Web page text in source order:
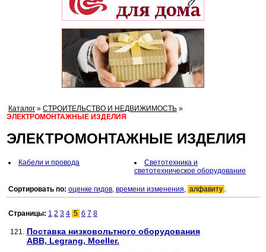
Каталог » СТРОИТЕЛЬСТВО И НЕДВИЖИМОСТЬ »
ЭЛЕКТРОМОНТАЖНЫЕ ИЗДЕЛИЯ
ЭЛЕКТРОМОНТАЖНЫЕ ИЗДЕЛИЯ
Кабели и провода
Светотехника и
светотехническое оборудование
Сортировать по: оценке гидов, времени изменения, алфавиту .
Страницы: 1 2 3 4 5 6 7 8
121. Поставка низковольтного оборудования
АВВ, Legrang, Мoeller.